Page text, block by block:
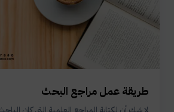
طريقة عمل مراجع البحث